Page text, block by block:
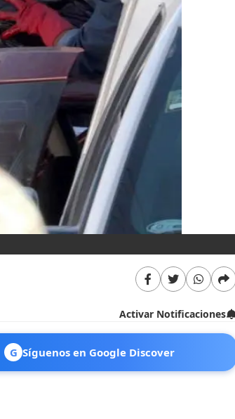
Activar Notificaciones
G Síguenos en Google Discover